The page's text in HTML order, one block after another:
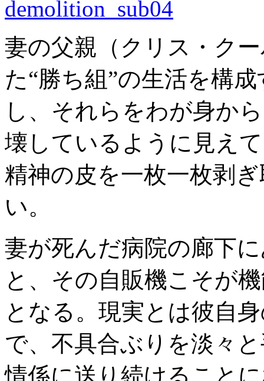
妻の父親（クリス・ク
た“勝ち組”の生活を構
し、それらをわが身か
壊しているように見え
精神の皮を一枚一枚剥
い。
妻が死んだ病院の廊下
と、その自販機こそが
となる。現実とは彼自
で、不具合ぶりを淡々
情係に送り続けること